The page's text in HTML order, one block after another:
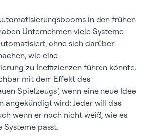
in den frühen
Unternehmen viele Systeme
ohne sich darüber
wie eine
zu Ineffizienzen führen könnte.
mit dem Effekt des
Spielzeugs", wenn eine neue Idee
angekündigt wird: Jeder will das
wenn er noch nicht weiß, wie es
Systeme passt.